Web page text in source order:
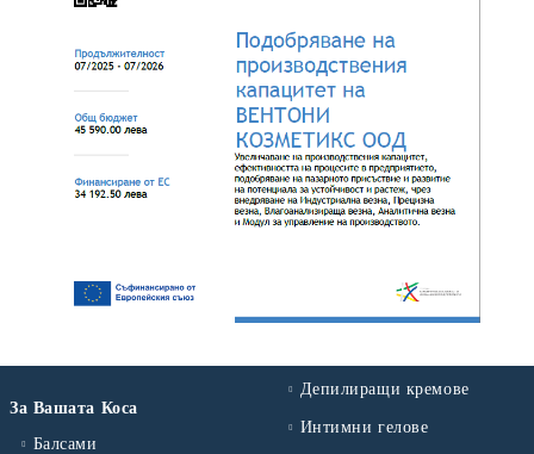
За Вашата Коса
Балсами
Депилиращи кремове
Интимни гелове